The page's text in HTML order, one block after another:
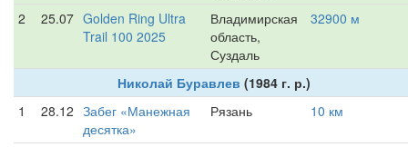
2 25.07 Golden Ring Ultra
Trail 100 2025
Владимирская
область,
Суздаль
32900 м
Николай Буравлев (1984 г. р.)
1
28.12 Забег «Манежная
десятка»
Рязань 10 км